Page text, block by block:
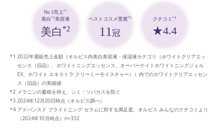
No.1売上*1
美白*2美容液
美白 *2
ベストコスメ受賞*3
11冠
クチコミ *4
★4.4
2022年通販売上金額（オルビス内美白美容液・保湿液カテゴリ（ホワイトクリアエッ
センス（旧品）、ホワイトニングエッセンス、オーバーナイトホワイトニングジェル
EX、ホワイト エキストラ クリーミーモイスチャー））内でのホワイトクリアエッセン
ス（旧品）の実績値
メラニンの蓄積を抑え、シミ・ソバカスを防ぐ
2024年12月20日時点（オルビス調べ）
アドバンスド ブライトニング セラムに対する満足度。オルビス みんなのクチコミより
（2024年10月時点）n=332